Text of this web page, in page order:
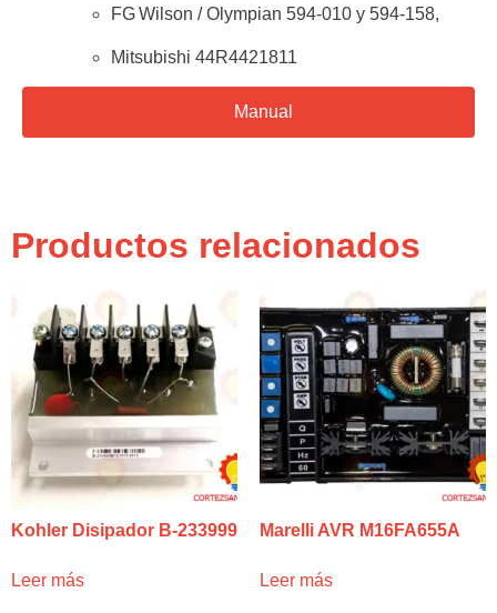
FG Wilson / Olympian 594‑010 y 594‑158,
Mitsubishi 44R4421811
Manual
Productos relacionados
Kohler Disipador B-233999
Leer más
Marelli AVR M16FA655A
Leer más